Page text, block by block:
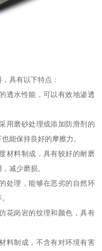
具有以下特点：
透水性能，可以有效地渗透
用磨砂处理或添加防滑剂的
能保持良好的摩擦力。
材料制成，具有较好的耐磨
减少磨损。
处理，能够在恶劣的自然环
花岗岩的纹理和颜色，具有
料制成，不含有对环境有害